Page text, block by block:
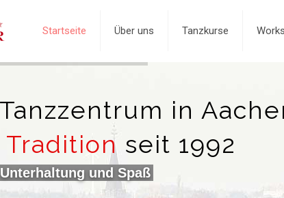
Startseite Über uns Tanzkurse
in
Tradition seit 1992
und Spaß